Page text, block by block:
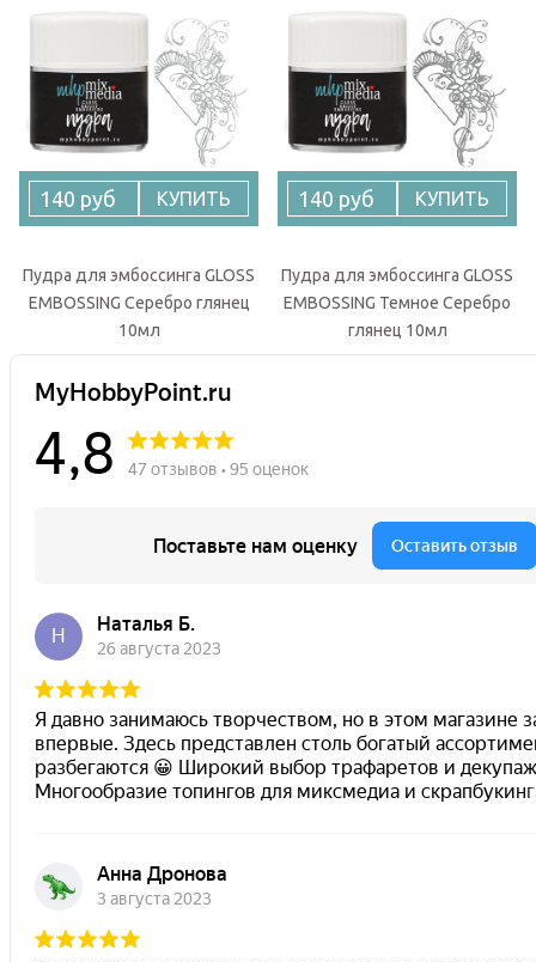
140 руб КУПИТЬ
Пудра для эмбоссинга GLOSS
EMBOSSING Серебро глянец
10мл
140 руб КУПИТЬ
Пудра для эмбоссинга GLOSS
EMBOSSING Темное Серебро
глянец 10мл